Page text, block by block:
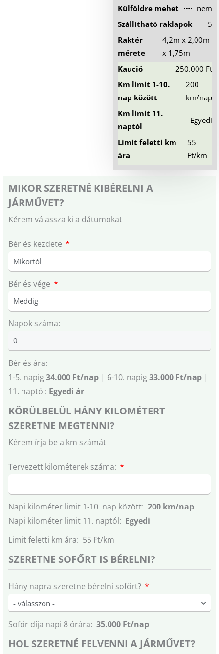
Külföldre mehet
nem
Szállítható raklapok
5
Raktér
mérete
4,2m x 2,00m
x 1,75m
Kaució
250.000 Ft
Km limit 1-10.
nap között
200
km/nap
Km limit 11.
naptól
Egyedi
Limit feletti km
ára
55
Ft/km
MIKOR SZERETNÉ KIBÉRELNI A
JÁRMŰVET?
Kérem válassza ki a dátumokat
Bérlés kezdete
Bérlés vége
Napok száma:
Bérlés ára:
1-5. napig34.000 Ft/nap | 6-10. napig33.000 Ft/nap |
11. naptól: Egyedi ár
KÖRÜLBELÜL HÁNY KILOMÉTERT
SZERETNE MEGTENNI?
Kérem írja be a km számát
Tervezett kilométerek száma:
Napi kilométer limit 1-10. nap között: 200 km/nap
Napi kilométer limit 11. naptól: Egyedi
Limit feletti km ára: 55 Ft/km
SZERETNE SOFŐRT IS BÉRELNI?
Hány napra szeretne bérelni sofőrt?
Sofőr díja napi 8 órára: 35.000 Ft/nap
HOL SZERETNÉ FELVENNI A JÁRMŰVET?